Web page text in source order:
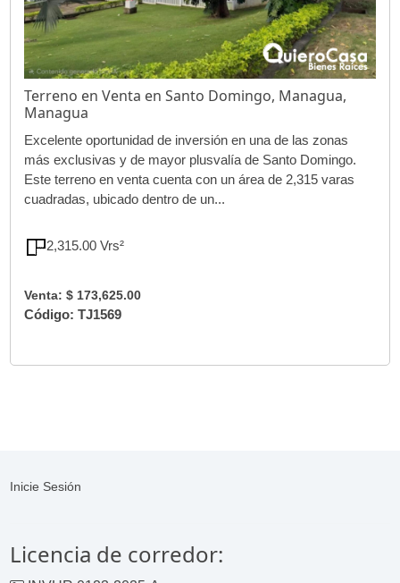
Terreno en Venta en Santo Domingo, Managua,
Managua
Excelente oportunidad de inversión en una de las zonas
más exclusivas y de mayor plusvalía de Santo Domingo.
Este terreno en venta cuenta con un área de 2,315 varas
cuadradas, ubicado dentro de un...
2,315.00 Vrs²
Venta: $ 173,625.00
Código: TJ1569
Inicie Sesión
Licencia de corredor: